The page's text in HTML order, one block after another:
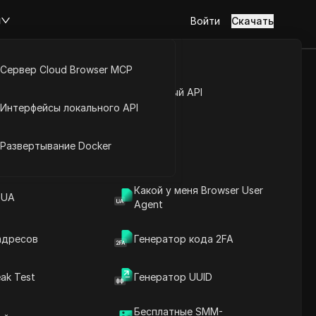
Открытый API
Какой у меня Browser User
Agent
Генератор кода 2FA
Test Генератор UUID
Бесплатные SMM-
Сервер Cloud Browser MCP
Интерфейсы локального API
Развертывание Docker
Войти Скачать
Китай